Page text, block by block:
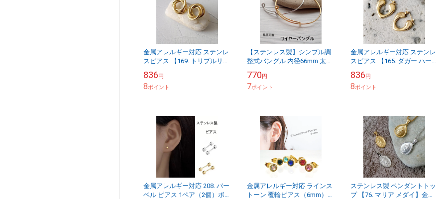
金属アレルギー対応 ステンレ
スピアス 【169. トリプルリン
ー スタッド メール便送料無料
国内発...
836円
8ポイント
【ステンレス製】シンプル調
整式バングル 内径66mm 太さ
属アレルギー対応
770円
7ポイント
金属アレルギー対応 ステンレ
スピアス 【165. ダガー ハート
ャッチレス メール便送料無料
国内...
836円
8ポイント
金属アレルギー対応 208. バー
ベル ピアス 1ペア（2個）ボデ
金属アレルギー対応 ラインス
トーン 覆輪ピアス（6mm）6
ステンレス製 ペンダントトッ
プ 【76. マリア メダイ】金属